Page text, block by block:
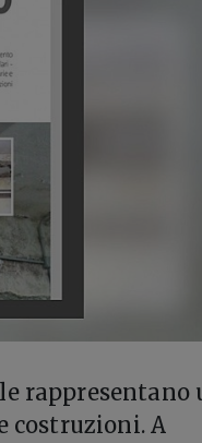
rappresentano
costruzioni. A